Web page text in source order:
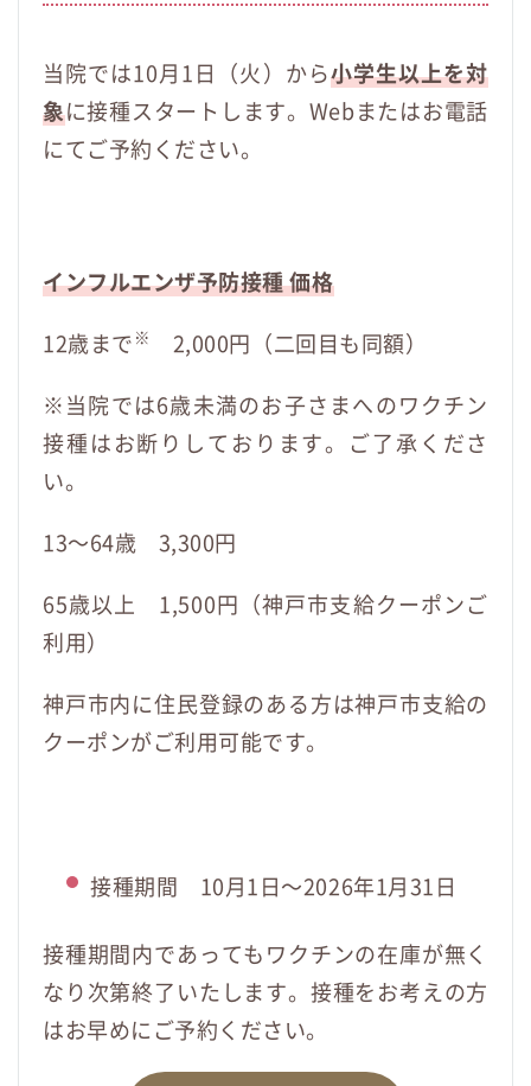
当院では10月1日（火）から小学生以上を対
象に接種スタートします。Webまたはお電話
にてご予約ください。
インフルエンザ予防接種 価格
12歳まで ※
2,000円（二回目も同額）
※当院では6歳未満のお子さまへのワクチン
接種はお断りしております。ご了承くださ
い。
13～64歳 3,300円
65歳以上 1,500円（神戸市支給クーポンご
利用）
神戸市内に住民登録のある方は神戸市支給の
クーポンがご利用可能です。
接種期間 10月1日～2026年1月31日
接種期間内であってもワクチンの在庫が無く
なり次第終了いたします。接種をお考えの方
はお早めにご予約ください。